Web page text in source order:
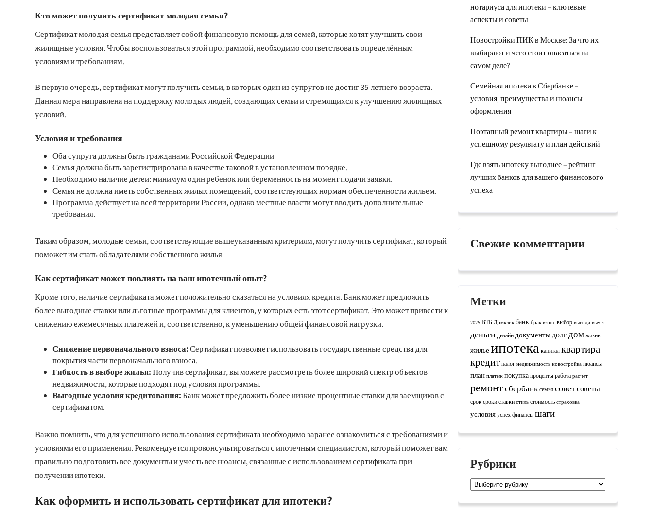
Кто может получить сертификат молодая семья?
Сертификат молодая семья представляет собой финансовую помощь для семей, которые хотят улучшить свои
жилищные условия. Чтобы воспользоваться этой программой, необходимо соответствовать определённым
условиям и требованиям.
В первую очередь, сертификат могут получить семьи, в которых один из супругов не достиг 35-летнего возраста.
Данная мера направлена на поддержку молодых людей, создающих семьи и стремящихся к улучшению жилищных
условий.
Условия и требования
Оба супруга должны быть гражданами Российской Федерации.
Семья должна быть зарегистрирована в качестве таковой в установленном порядке.
Необходимо наличие детей: минимум один ребенок или беременность на момент подачи заявки.
Семья не должна иметь собственных жилых помещений, соответствующих нормам обеспеченности жильем.
Программа действует на всей территории России, однако местные власти могут вводить дополнительные
требования.
Таким образом, молодые семьи, соответствующие вышеуказанным критериям, могут получить сертификат, который
поможет им стать обладателями собственного жилья.
Как сертификат может повлиять на ваш ипотечный опыт?
Кроме того, наличие сертификата может положительно сказаться на условиях кредита. Банк может предложить
более выгодные ставки или льготные программы для клиентов, у которых есть этот сертификат. Это может привести к
снижению ежемесячных платежей и, соответственно, к уменьшению общей финансовой нагрузки.
Снижение первоначального взноса:Сертификат позволяет использовать государственные средства для
покрытия части первоначального взноса.
Гибкость в выборе жилья:Получив сертификат, вы можете рассмотреть более широкий спектр объектов
недвижимости, которые подходят под условия программы.
Выгодные условия кредитования:Банк может предложить более низкие процентные ставки для заемщиков с
сертификатом.
Важно помнить, что для успешного использования сертификата необходимо заранее ознакомиться с требованиями и
условиями его применения. Рекомендуется проконсультироваться с ипотечным специалистом, который поможет вам
правильно подготовить все документы и учесть все нюансы, связанные с использованием сертификата при
получении ипотеки.
Как оформить и использовать сертификат для ипотеки?
нотариуса для ипотеки – ключевые
аспекты и советы
Новостройки ПИК в Москве: За что их
выбирают и чего стоит опасаться на
самом деле?
Семейная ипотека в Сбербанке –
условия, преимущества и нюансы
оформления
Поэтапный ремонт квартиры – шаги к
успешному результату и план действий
Где взять ипотеку выгоднее – рейтинг
лучших банков для вашего финансового
успеха
Свежие комментарии
Метки
2025 ВТБ Домклик банк брак взнос выбор выгода вычет
деньги дизайндокументыдолгдомжизнь
жилье ипотекакапиталквартира
кредитналог недвижимость новостройка нюансы
план платеж покупкапроцентыработа расчет
ремонтсбербанксемьясоветсоветы
сроксрокиставки стиль стоимость страховка
условияуспехфинансышаги
Рубрики
Рубрики